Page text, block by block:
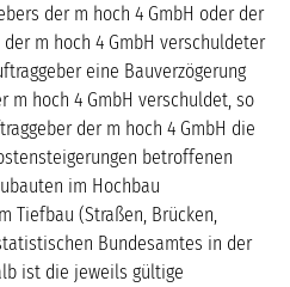
der m hoch 4 GmbH oder der
m hoch 4 GmbH verschuldeter
eine Bauverzögerung
m hoch 4 GmbH verschuldet, so
der m hoch 4 GmbH die
betroffenen
im Hochbau
Tiefbau (Straßen, Brücken,
Bundesamtes in der
ist die jeweils gültige